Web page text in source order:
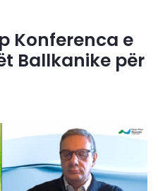
Konferenca e
Ballkanike për